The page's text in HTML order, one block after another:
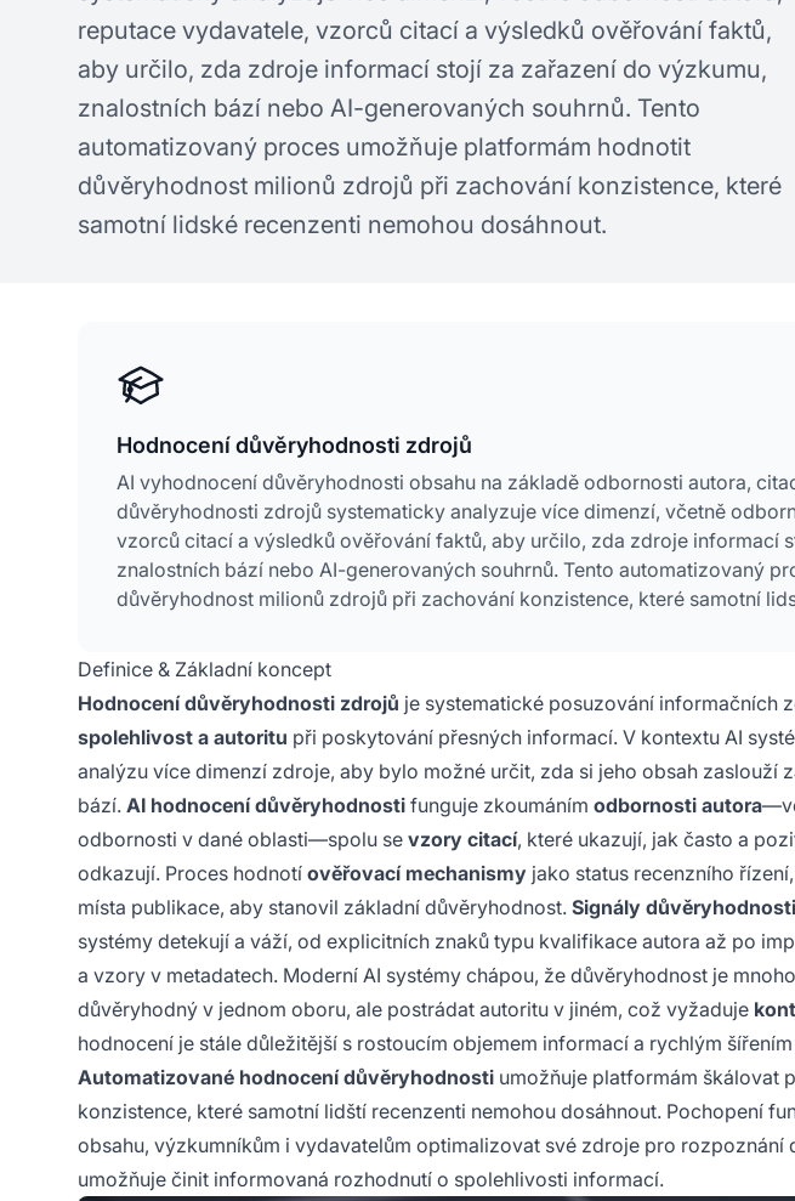
reputace vydavatele, vzorců citací a výsledků ověřování faktů,
aby určilo, zda zdroje informací stojí za zařazení do výzkumu,
znalostních bází nebo AI-generovaných souhrnů. Tento
automatizovaný proces umožňuje platformám hodnotit
důvěryhodnost milionů zdrojů při zachování konzistence, které
samotní lidské recenzenti nemohou dosáhnout.
Hodnocení důvěryhodnosti zdrojů
AI vyhodnocení důvěryhodnosti obsahu na základě odbornosti autora,
důvěryhodnosti zdrojů systematicky analyzuje více dimenzí, včetně
vzorců citací a výsledků ověřování faktů, aby určilo, zda zdroje informací
znalostních bází nebo AI-generovaných souhrnů. Tento automatizovaný
důvěryhodnost milionů zdrojů při zachování konzistence, které samotní
Definice & Základní koncept
Hodnocení důvěryhodnosti zdrojů je systematické posuzování informačních
spolehlivost a autoritu při poskytování přesných informací. V kontextu AI
analýzu více dimenzí zdroje, aby bylo možné určit, zda si jeho obsah zaslouží
bází. AI hodnocení důvěryhodnosti funguje zkoumáním odbornosti autora
odbornosti v dané oblasti—spolu se vzory citací, které ukazují, jak často a
odkazují. Proces hodnotí ověřovací mechanismy jako status recenzního
místa publikace, aby stanovil základní důvěryhodnost. Signály důvěryhodnosti
systémy detekují a váží, od explicitních znaků typu kvalifikace autora až po
a vzory v metadatech. Moderní AI systémy chápou, že důvěryhodnost je
důvěryhodný v jednom oboru, ale postrádat autoritu v jiném, což vyžaduje
hodnocení je stále důležitější s rostoucím objemem informací a rychlým
Automatizované hodnocení důvěryhodnosti umožňuje platformám škálovat
konzistence, které samotní lidští recenzenti nemohou dosáhnout. Pochopení
obsahu, výzkumníkům i vydavatelům optimalizovat své zdroje pro rozpoznání
umožňuje činit informovaná rozhodnutí o spolehlivosti informací.